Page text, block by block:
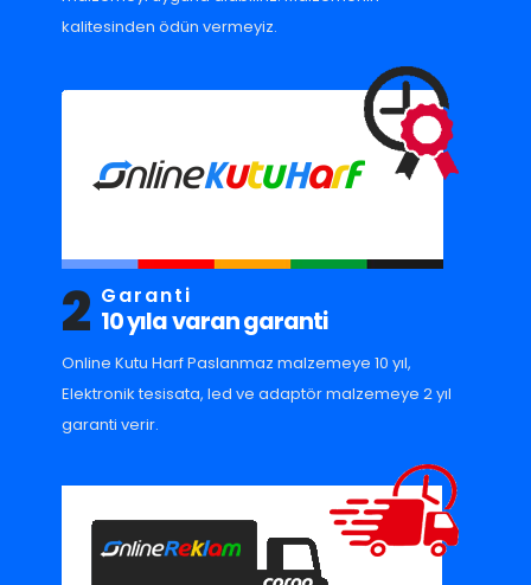
kalitesinden ödün vermeyiz.
2 Garanti
10 yıla varan garanti
Online Kutu Harf Paslanmaz malzemeye 10 yıl,
Elektronik tesisata, led ve adaptör malzemeye 2 yıl
garanti verir.